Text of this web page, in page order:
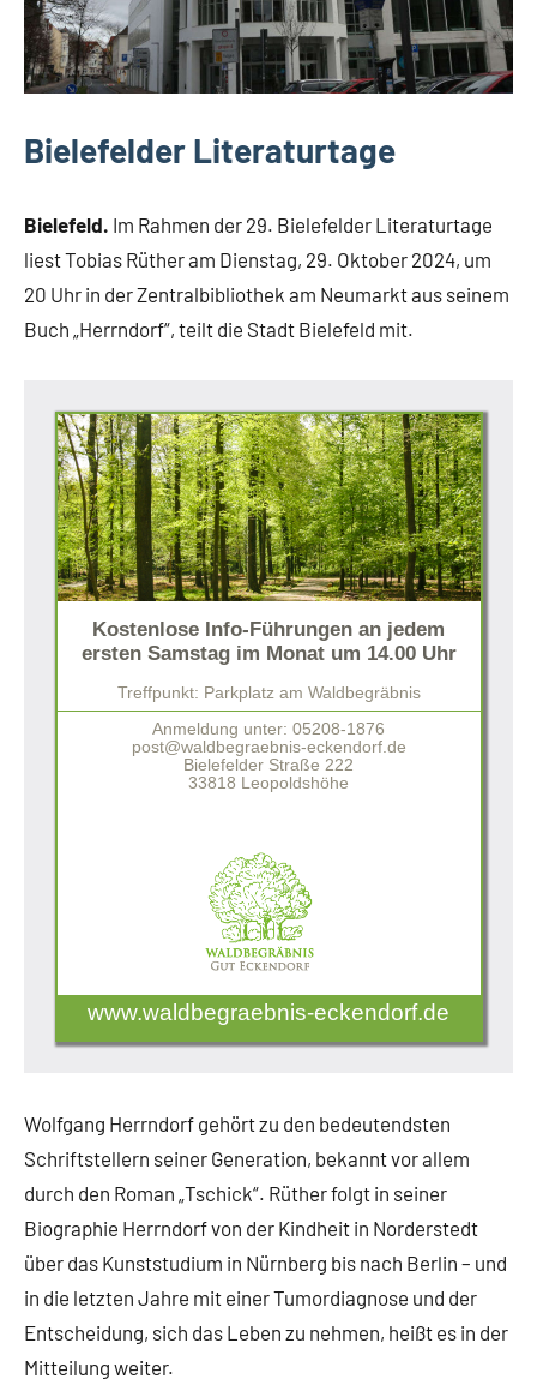
Bielefelder Literaturtage
Bielefeld. Im Rahmen der 29. Bielefelder Literaturtage
liest Tobias Rüther am Dienstag, 29. Oktober 2024, um
20 Uhr in der Zentralbibliothek am Neumarkt aus seinem
Buch „Herrndorf“, teilt die Stadt Bielefeld mit.
Kostenlose Info-Führungen an jedem
ersten Samstag im Monat um 14.00 Uhr
Treffpunkt: Parkplatz am Waldbegräbnis
Anmeldung unter: 05208-1876
post@waldbegraebnis-eckendorf.de
Bielefelder Straße 222
33818 Leopoldshöhe
www.waldbegraebnis-eckendorf.de
Wolfgang Herrndorf gehört zu den bedeutendsten
Schriftstellern seiner Generation, bekannt vor allem
durch den Roman „Tschick“. Rüther folgt in seiner
Biographie Herrndorf von der Kindheit in Norderstedt
über das Kunststudium in Nürnberg bis nach Berlin – und
in die letzten Jahre mit einer Tumordiagnose und der
Entscheidung, sich das Leben zu nehmen, heißt es in der
Mitteilung weiter.